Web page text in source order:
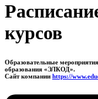
курсов
Образовательные
образования «ЭЛКОД».
Сайт компании https://